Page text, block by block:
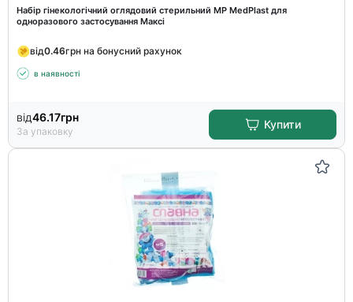
Набір гінекологічний оглядовий стерильний MP MedPlast для
одноразового застосування Максі
від0.46грн на бонусний рахунок
в наявності
від46.17грн
За упаковку
Купити